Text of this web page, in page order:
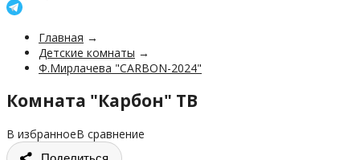
Главная →
Детские комнаты →
Ф.Мирлачева "CARBON-2024"
Комната "Карбон" ТВ
В избранноеВ сравнение